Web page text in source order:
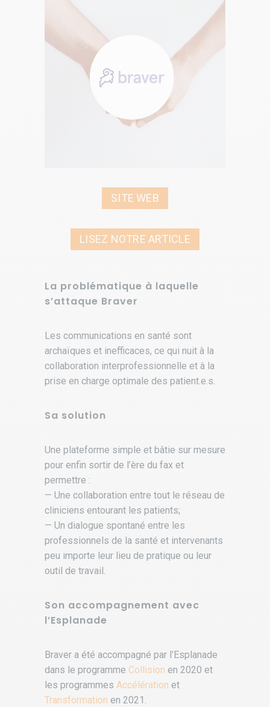
SITE WEB
LISEZ NOTRE ARTICLE
La problématique à laquelle
s’attaque Braver
Les communications en santé sont
archaïques et inefficaces, ce qui nuit à la
collaboration interprofessionnelle et à la
prise en charge optimale des patient.e.s.
Sa solution
Une plateforme simple et bâtie sur mesure
pour enfin sortir de l’ère du fax et
permettre :
— Une collaboration entre tout le réseau de
cliniciens entourant les patients;
— Un dialogue spontané entre les
professionnels de la santé et intervenants
peu importe leur lieu de pratique ou leur
outil de travail.
Son accompagnement avec
l’Esplanade
Braver a été accompagné par l’Esplanade
dans le programme Collision en 2020 et
les programmes Accélération et
Transformation en 2021.